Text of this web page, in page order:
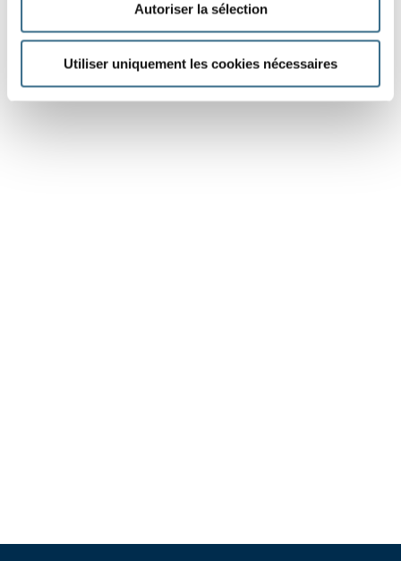
Autoriser la sélection
Utiliser uniquement les cookies nécessaires